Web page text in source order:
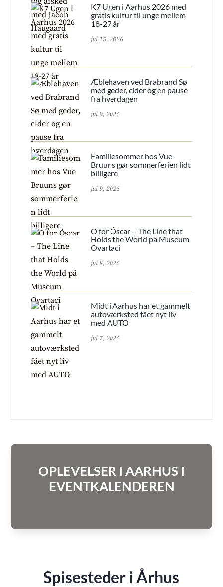
K7 Ugen i Aarhus 2026 med
gratis kultur til unge mellem
18-27 år
jul 15, 2026
Æblehaven ved Brabrand Sø
med geder, cider og en pause
fra hverdagen
jul 9, 2026
Familiesommer hos Vue
Bruuns gør sommerferien lidt
billigere
jul 9, 2026
O for Óscar – The Line that
Holds the World på Museum
Ovartaci
jul 8, 2026
Midt i Aarhus har et gammelt
autoværksted fået nyt liv
med AUTO
jul 7, 2026
OPLEVELSER I AARHUS I
EVENTKALENDEREN
Spisesteder i Århus